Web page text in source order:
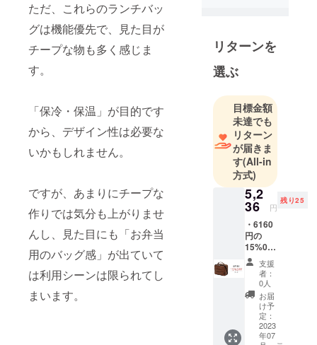
ただ、これらのランチバッ
グは機能優先で、見た目が
チープな物も多く感じま
す。
「保冷・保温」が目的です
から、デザイン性は必要な
いかもしれません。
ですが、あまりにチープな
作りでは気分も上がりませ
んし、見た目にも「お弁当
用のバッグ感」が出ていて
は利用シーンは限られてし
まいます。
毎日の通勤
間に彩りを
与え、少し
happyな気持
ちにしてく
れる。
それがハコ
ヴォーロの
アイテムで
幸運の象徴
『てんとう
虫』をロゴ
マークに使
イタリアで
リターンを
選ぶ
目標金額
未達でも
リターン
が届きま
す(All-in
方式)
5,2
36 円
残り25
・6160
円の
15%0F
F →
5236円
（税
込）で
ご提供
【商品
単品
5000 ＋
支援
者：
0人
お届
け予
定：
2023
年07